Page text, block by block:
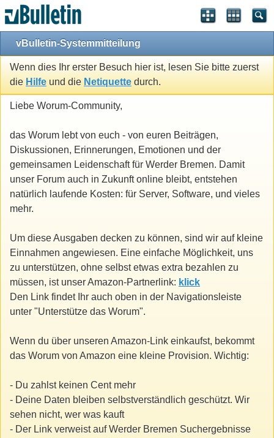
vBulletin-Systemmitteilung
Wenn dies Ihr erster Besuch hier ist, lesen Sie bitte zuerst
die Hilfe und die Netiquette durch.
Liebe Worum-Community,
das Worum lebt von euch - von euren Beiträgen,
Diskussionen, Erinnerungen, Emotionen und der
gemeinsamen Leidenschaft für Werder Bremen. Damit
unser Forum auch in Zukunft online bleibt, entstehen
natürlich laufende Kosten: für Server, Software, und vieles
mehr.
Um diese Ausgaben decken zu können, sind wir auf kleine
Einnahmen angewiesen. Eine einfache Möglichkeit, uns
zu unterstützen, ohne selbst etwas extra bezahlen zu
müssen, ist unser Amazon-Partnerlink: klick
Den Link findet Ihr auch oben in der Navigationsleiste
unter "Unterstütze das Worum".
Wenn du über unseren Amazon-Link einkaufst, bekommt
das Worum von Amazon eine kleine Provision. Wichtig:
- Du zahlst keinen Cent mehr
- Deine Daten bleiben selbstverständlich geschützt. Wir
sehen nicht, wer was kauft
- Der Link verweist auf Werder Bremen Suchergebnisse